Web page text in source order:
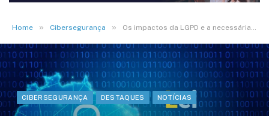
Home » Cibersegurança » Os impactos da LGPD e a necessária reavaliação das práticas tradicionais nas campanhas eleitorais
CIBERSEGURANÇA DESTAQUES NOTÍCIAS